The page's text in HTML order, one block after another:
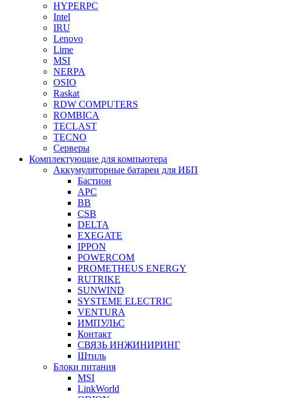
HYPERPC
Intel
IRU
Lenovo
Lime
MSI
NERPA
OSIO
Raskat
RDW COMPUTERS
ROMBICA
TECLAST
TECNO
Серверы
Комплектующие для компьютера
Аккумуляторные батареи для ИБП
Бастион
APC
BB
CSB
DELTA
EXEGATE
IPPON
POWERCOM
PROMETHEUS ENERGY
RUTRIKE
SUNWIND
SYSTEME ELECTRIC
VENTURA
ИМПУЛЬС
Контакт
СВЯЗЬ ИНЖИНИРИНГ
Штиль
Блоки питания
MSI
LinkWorld